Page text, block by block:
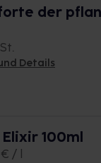
der
Details
100ml
/ l